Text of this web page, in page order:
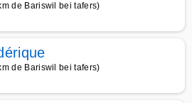
de Bariswil bei tafers)
de Bariswil bei tafers)